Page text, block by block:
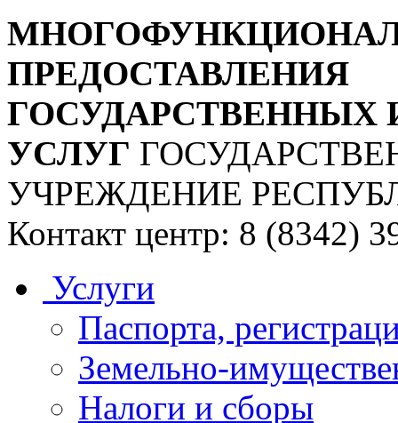
ПРЕДОСТАВЛЕНИЯ
УСЛУГ
УЧРЕЖДЕНИЕ
Контакт центр: 8 (8342)
Услуги
Паспорта,
Земельно-
Налоги и сборы